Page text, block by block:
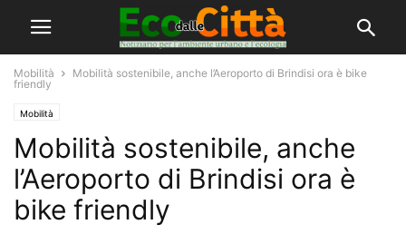
Mobilità
Mobilità sostenibile, anche l’Aeroporto di Brindisi ora è bike
friendly
Mobilità
Mobilità sostenibile, anche
l’Aeroporto di Brindisi ora è
bike friendly